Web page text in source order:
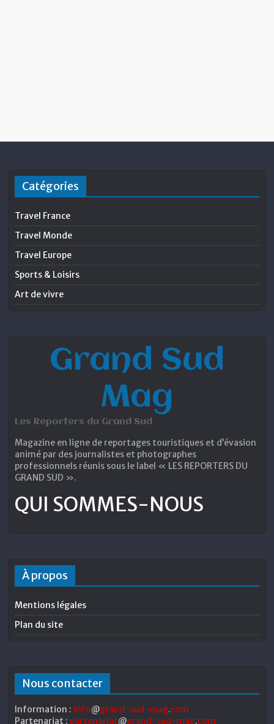
Catégories
Travel France
Travel Monde
Travel Europe
Sports & Loisirs
Art de vivre
Grand Sud
Mag
Les Reporters du Grand Sud
Magazine en ligne de reportages touristiques et d’évasion
animé par des journalistes et photographes
professionnels réunis sous le label « LES REPORTERS DU
GRAND SUD ».
QUI SOMMES-NOUS
À propos
Mentions légales
Plan du site
Nous contacter
Information : info@grand-sud-mag.com
Partenariat : partenariat@grand-sud-mag.com